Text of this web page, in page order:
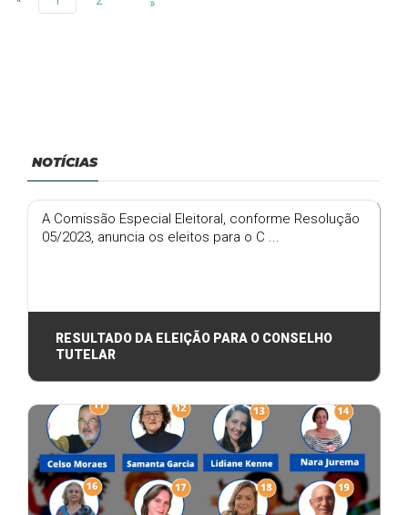
NOTÍCIAS
RESULTADO DA ELEIÇÃO PARA O CONSELHO
TUTELAR
A Comissão Especial Eleitoral, conforme Resolução
05/2023, anuncia os eleitos para o C ...